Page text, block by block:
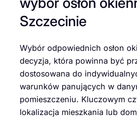
Szczecinie
Wybór odpowiednich osłon
decyzja, która powinna być
dostosowana do
warunków panujących w
pomieszczeniu. Kluczowym
lokalizacja mieszkania lub